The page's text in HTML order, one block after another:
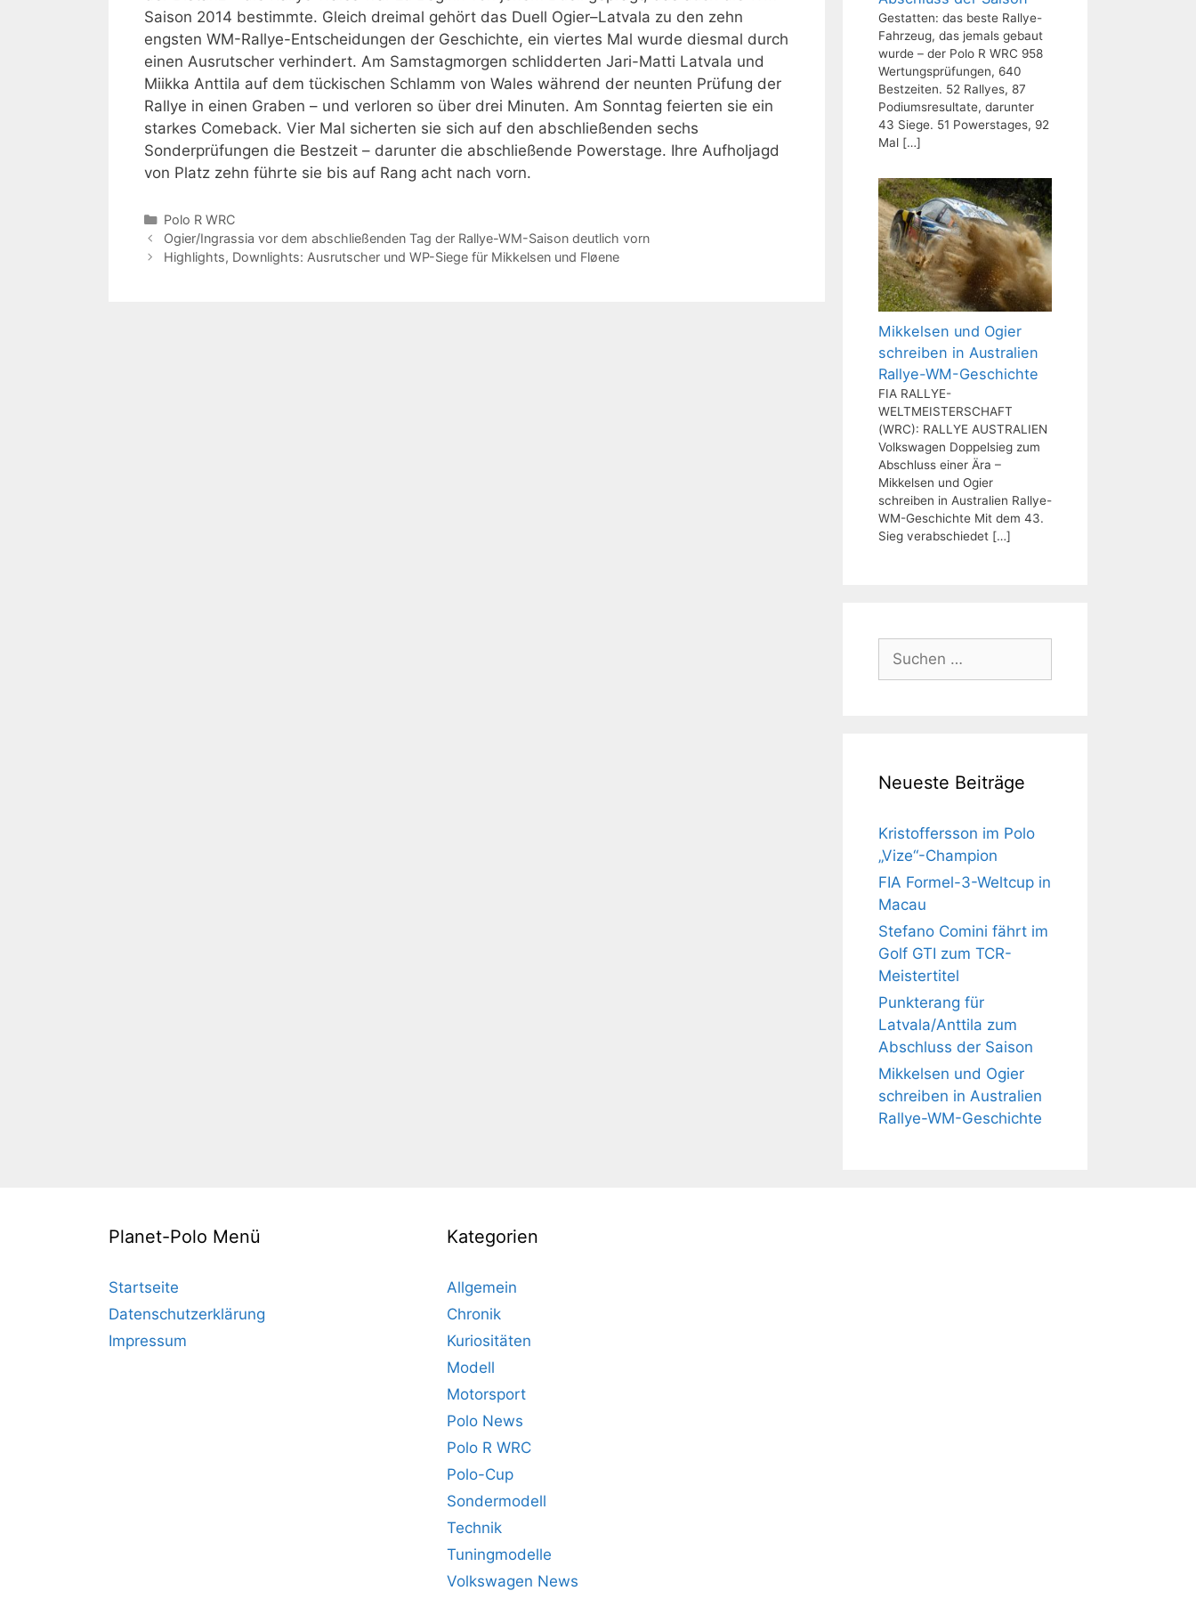
Saison 2014 bestimmte. Gleich dreimal gehört das Duell Ogier–Latvala zu den zehn
engsten WM-Rallye-Entscheidungen der Geschichte, ein viertes Mal wurde diesmal durch
einen Ausrutscher verhindert. Am Samstagmorgen schlidderten Jari-Matti Latvala und
Miikka Anttila auf dem tückischen Schlamm von Wales während der neunten Prüfung der
Rallye in einen Graben – und verloren so über drei Minuten. Am Sonntag feierten sie ein
starkes Comeback. Vier Mal sicherten sie sich auf den abschließenden sechs
Sonderprüfungen die Bestzeit – darunter die abschließende Powerstage. Ihre Aufholjagd
von Platz zehn führte sie bis auf Rang acht nach vorn.
Kategorien
Polo R WRC
Ogier/Ingrassia vor dem abschließenden Tag der Rallye-WM-Saison deutlich vorn
Highlights, Downlights: Ausrutscher und WP-Siege für Mikkelsen und Fløene
Gestatten: das beste Rallye-
Fahrzeug, das jemals gebaut
wurde – der Polo R WRC 958
Wertungsprüfungen, 640
Bestzeiten. 52 Rallyes, 87
Podiumsresultate, darunter
43 Siege. 51 Powerstages, 92
Mal […]
Mikkelsen und Ogier
schreiben in Australien
Rallye-WM-Geschichte
FIA RALLYE-
WELTMEISTERSCHAFT
(WRC): RALLYE AUSTRALIEN
Volkswagen Doppelsieg zum
Abschluss einer Ära –
Mikkelsen und Ogier
schreiben in Australien Rallye-
WM-Geschichte Mit dem 43.
Sieg verabschiedet […]
nach:
Neueste Beiträge
Kristoffersson im Polo
„Vize“-Champion
FIA Formel-3-Weltcup in
Macau
Stefano Comini fährt im
Golf GTI zum TCR-
Meistertitel
Punkterang für
Latvala/Anttila zum
Abschluss der Saison
Mikkelsen und Ogier
schreiben in Australien
Rallye-WM-Geschichte
Planet-Polo Menü
Startseite
Datenschutzerklärung
Impressum
Kategorien
Allgemein
Chronik
Kuriositäten
Modell
Motorsport
Polo News
Polo R WRC
Polo-Cup
Sondermodell
Technik
Tuningmodelle
Volkswagen News